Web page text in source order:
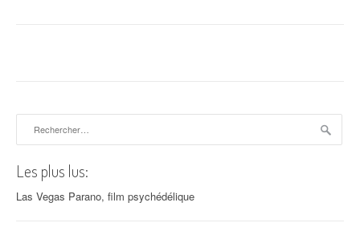
Les plus lus:
Las Vegas Parano, film psychédélique